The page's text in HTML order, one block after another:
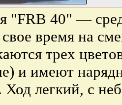
"FRB 40" —
время на
трех
и имеют
Ход легкий, с